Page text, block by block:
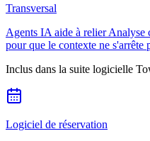
Transversal
Agents IA aide à relier Analyse
pour que le contexte ne s'arrête
Inclus dans la suite logicielle
Logiciel de réservation